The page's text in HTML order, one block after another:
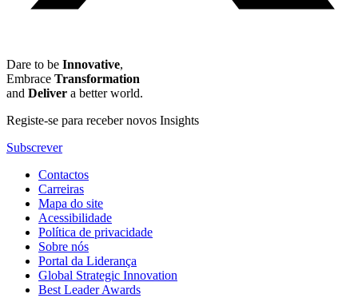
Dare to be Innovative,
Embrace Transformation
and Deliver a better world.
Registe-se para receber novos Insights
Subscrever
Contactos
Carreiras
Mapa do site
Acessibilidade
Política de privacidade
Sobre nós
Portal da Liderança
Global Strategic Innovation
Best Leader Awards